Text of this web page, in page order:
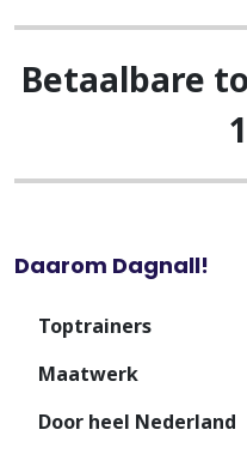
Betaalbare
Daarom Dagnall!
Toptrainers
Maatwerk
Door heel Nederland